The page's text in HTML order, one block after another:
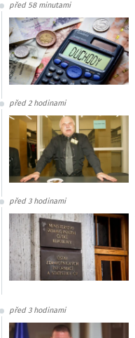
před 58 minutami
před 2 hodinami
před 3 hodinami
před 3 hodinami